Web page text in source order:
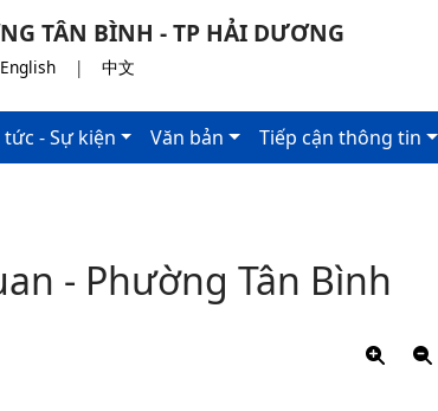
TÂN BÌNH - TP HẢI DƯƠNG
English | 中文
tức - Sự kiện Văn bản Tiếp cận thông tin
- Phường Tân Bình